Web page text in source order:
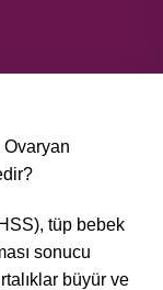
Ovaryan
tüp bebek
sonucu
büyür ve